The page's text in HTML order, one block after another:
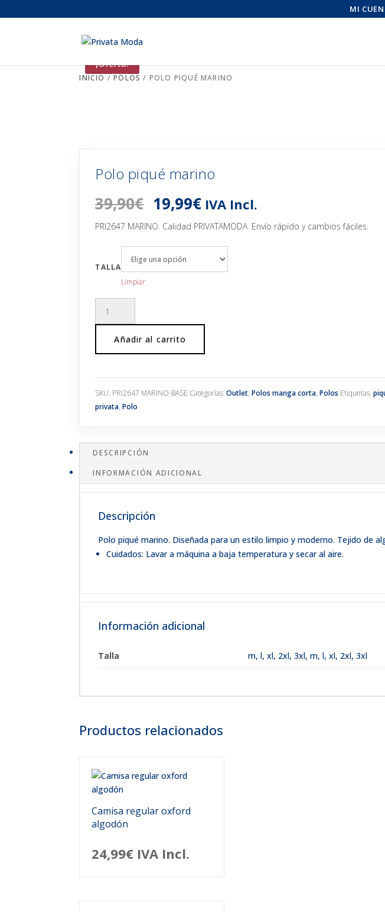
MI
INICIO /POLOS / POLO PIQUÉ MARINO
¡Oferta!
Polo piqué marino
39,90€ El
precio
original
era:
39,90€.
19,99€El
precio
actual
es:
19,99€.
IVA Incl.
PRI2647 MARINO. Calidad PRIVATAMODA. Envío rápido y cambios fáciles.
TALLA
Limpiar
piqué
cantidad
Añadir al carrito
SKU: PRI2647 MARINO-BASE Categorías:Outlet,Polos manga corta,Polos Etiquetas:
privata,Polo
DESCRIPCIÓN
INFORMACIÓN ADICIONAL
Descripción
Polo piqué marino. Diseñada para un estilo limpio y moderno. Tejido de
Cuidados: Lavar a máquina a baja temperatura y secar al aire.
Información adicional
Talla m,l,xl, 2xl,3xl,m, l, xl, 2xl, 3xl
Productos relacionados
Camisa regular oxford
algodón
24,99€ IVA Incl.